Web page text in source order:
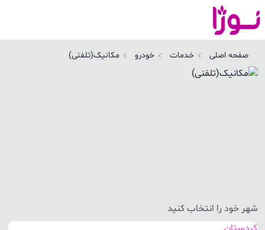
صفحه اصلی خدمات خودرو مکانیک(تلفنی)
شهر خود را انتخاب کنید